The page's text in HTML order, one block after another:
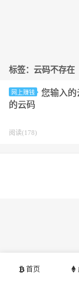
标签：云码不存在
网上赚钱
您输入的
的云码
阅读(178)
首页